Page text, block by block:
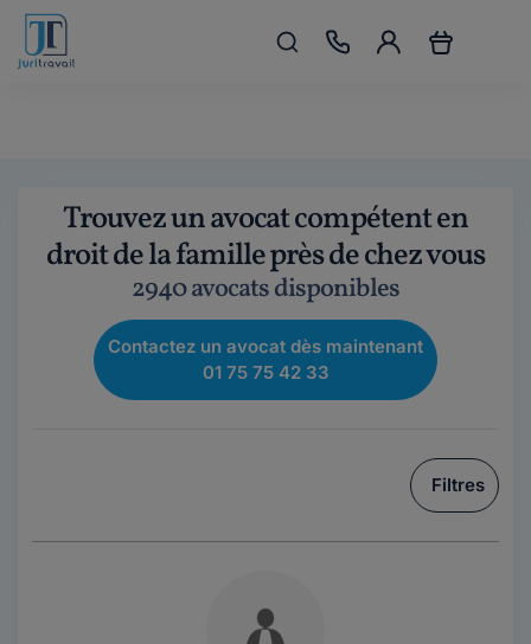
Trouvez un avocat compétent en
droit de la famille près de chez vous
2940 avocats disponibles
Contactez un avocat dès maintenant
01 75 75 42 33
Filtres